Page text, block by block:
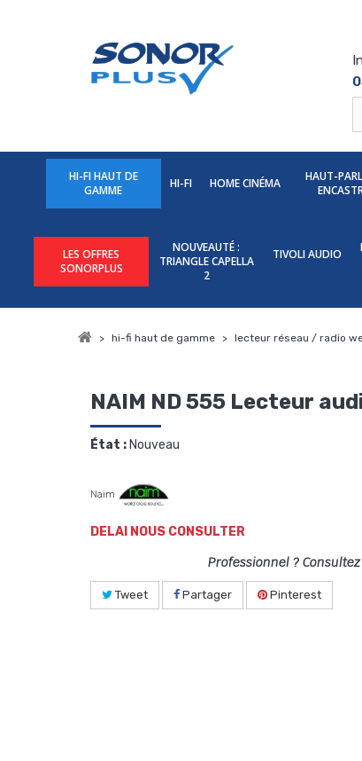
HI-FI HAUT DE
GAMME
HI-FI HOME CINÉMA
HAUT-
LES OFFRES
SONORPLUS
NOUVEAUTÉ :
TRIANGLE CAPELLA
2
TIVOLI AUDIO
> hi-fi haut de gamme > lecteur réseau / radio
NAIM ND 555 Lecteur
État : Nouveau
Naim
DELAI NOUS CONSULTER
Professionnel ?
Tweet Partager Pinterest